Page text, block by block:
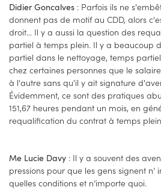
Didier Goncalves : Parfois ils ne
donnent pas de motif au CDD, alors
droit... Il y a aussi la question des
partiel à temps plein. Il y a beaucoup
partiel dans le nettoyage, temps
chez certaines personnes que le
à l'autre sans qu'il y ait signature
Évidemment, ce sont des pratiques
151,67 heures pendant un mois, en
requalification du contrat à temps
Me Lucie Davy : Il y a souvent des
pressions pour que les gens signent n’
quelles conditions et n’importe quoi.